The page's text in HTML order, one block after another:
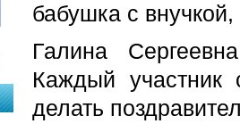
бабушка с
Галина
Каждый участник
делать